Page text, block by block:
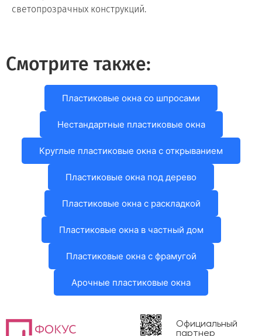
светопрозрачных конструкций.
Смотрите также:
Пластиковые окна со шпросами
Нестандартные пластиковые окна
Круглые пластиковые окна с открыванием
Пластиковые окна под дерево
Пластиковые окна с раскладкой
Пластиковые окна в частный дом
Пластиковые окна с фрамугой
Арочные пластиковые окна
Официальный
партнер